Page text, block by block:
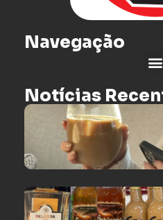
Navegação
Notícias